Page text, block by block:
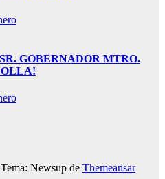
GOBERNADOR MTRO.
Tema: Newsup de Themeansar